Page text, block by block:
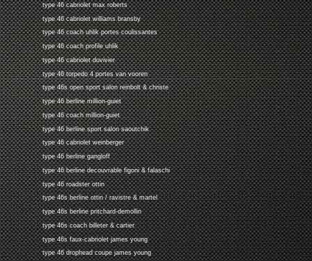
type 46 cabriolet max roberts
type 46 cabriolet williams bransby
type 46 coach uhlik portes coulissantes
type 46 coach profile uhlik
type 46 cabriolet duvivier
type 46 torpedo 4 portes van vooren
type 46s open sport salon reinbolt & christe
type 46 berline million-guiet
type 46 coach million-guiet
type 46 berline sport salon saoutchik
type 46 cabriolet weinberger
type 46 berline gangloff
type 46 berline decouvrable figoni & falaschi
type 46 roadster ottin
type 46s berline ottin / ravistre & martel
type 46s berline pritchard-demollin
type 46s coach billeter & cartier
type 46s faux-cabriolet james young
type 46 drophead coupe james young